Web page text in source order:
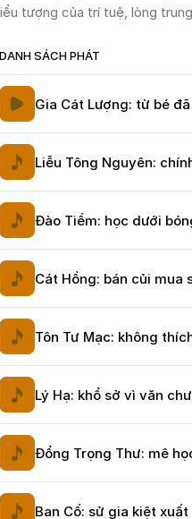
tượng của trí tuệ, lòng
DANH SÁCH PHÁT
Gia Cát Lượng: từ bé
Liễu Tông Nguyên:
Đào Tiềm: học dưới
Cát Hồng: bán củi mua
Tôn Tư Mạc: không
Lý Hạ: khổ sở vì văn
Đổng Trọng Thư: mê
Ban Cố: sử gia kiệt xuất